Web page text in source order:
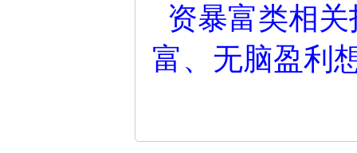
资暴富类相
富、无脑盈利